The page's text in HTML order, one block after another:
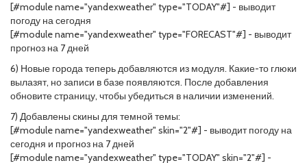
[#module name="yandexweather" type="TODAY"#] - выводит
погоду на сегодня
[#module name="yandexweather" type="FORECAST"#] - выводит
прогноз на 7 дней
6) Новые города теперь добавляются из модуля. Какие-то глюки
вылазят, но записи в базе появляются. После добавления
обновите страницу, чтобы убедиться в наличии изменений.
7) Добавлены скины для темной темы:
[#module name="yandexweather" skin="2"#] - выводит погоду на
сегодня и прогноз на 7 дней
[#module name="yandexweather" type="TODAY" skin="2"#] -